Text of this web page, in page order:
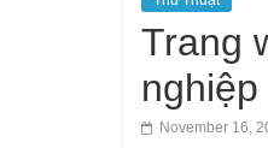
Trang
nghiệp
November 16,